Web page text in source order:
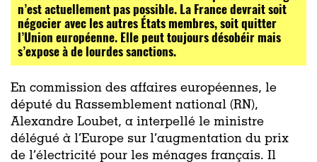
n’est actuellement pas possible. La France devrait soit
négocier avec les autres États membres, soit quitter
l’Union européenne. Elle peut toujours désobéir mais
s’expose à de lourdes sanctions.
En commission des affaires européennes, le
député du Rassemblement national (RN),
Alexandre Loubet, a interpellé le ministre
délégué à l’Europe sur l’augmentation du prix
de l’électricité pour les ménages français. Il